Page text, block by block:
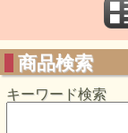
商品検索
キーワード検索